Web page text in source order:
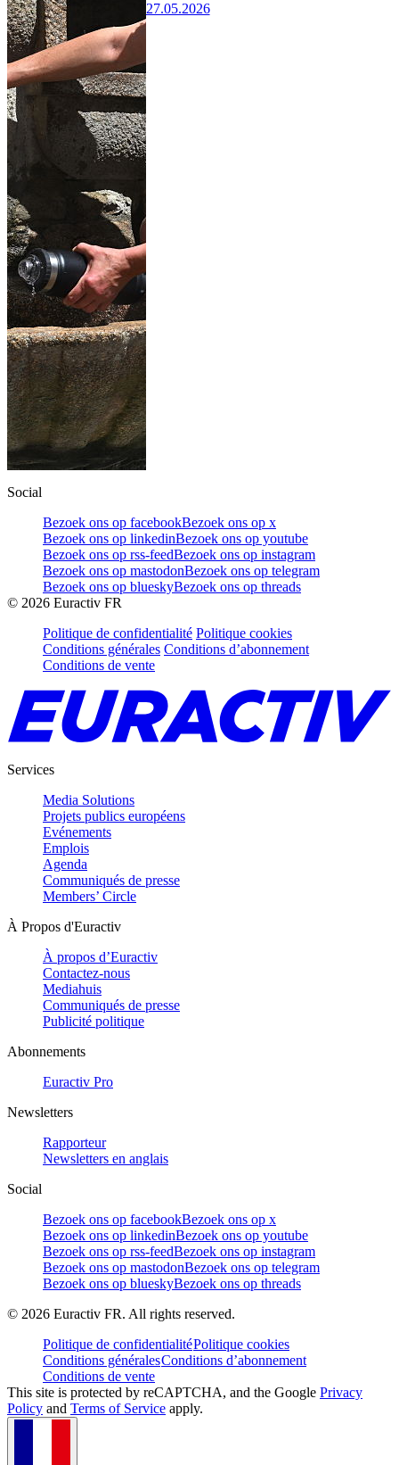
27.05.2026
Social
Bezoek ons op facebookBezoek ons op x
Bezoek ons op linkedinBezoek ons op youtube
Bezoek ons op rss-feedBezoek ons op instagram
Bezoek ons op mastodonBezoek ons op telegram
Bezoek ons op blueskyBezoek ons op threads
© 2026 Euractiv FR
Politique de confidentialité Politique cookies
Conditions générales Conditions d’abonnement
Conditions de vente
Services
Media Solutions
Projets publics européens
Evénements
Emplois
Agenda
Communiqués de presse
Members’ Circle
À Propos d'Euractiv
À propos d’Euractiv
Contactez-nous
Mediahuis
Communiqués de presse
Publicité politique
Abonnements
Euractiv Pro
Newsletters
Rapporteur
Newsletters en anglais
Social
Bezoek ons op facebookBezoek ons op x
Bezoek ons op linkedinBezoek ons op youtube
Bezoek ons op rss-feedBezoek ons op instagram
Bezoek ons op mastodonBezoek ons op telegram
Bezoek ons op blueskyBezoek ons op threads
© 2026 Euractiv FR. All rights reserved.
Politique de confidentialitéPolitique cookies
Conditions généralesConditions d’abonnement
Conditions de vente
This site is protected by reCAPTCHA, and the Google Privacy
Policy and Terms of Service apply.